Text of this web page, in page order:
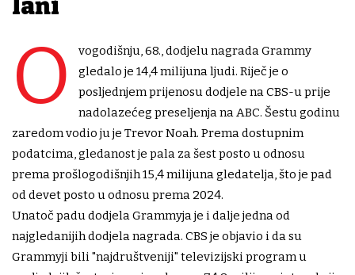
lani
O
vogodišnju, 68., dodjelu nagrada Grammy
gledalo je 14,4 milijuna ljudi. Riječ je o
posljednjem prijenosu dodjele na CBS-u prije
nadolazećeg preseljenja na ABC. Šestu godinu
zaredom vodio ju je Trevor Noah. Prema dostupnim
podatcima, gledanost je pala za šest posto u odnosu
prema prošlogodišnjih 15,4 milijuna gledatelja, što je pad
od devet posto u odnosu prema 2024.
Unatoč padu dodjela Grammyja je i dalje jedna od
najgledanijih dodjela nagrada. CBS je objavio i da su
Grammyji bili "najdruštveniji" televizijski program u